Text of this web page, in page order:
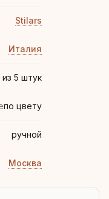
Stilars
Италия
5 штук
по цвету
ручной
Москва